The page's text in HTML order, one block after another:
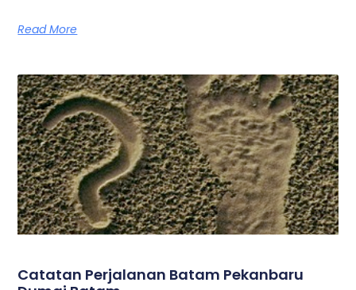
Read More
Catatan Perjalanan Batam Pekanbaru